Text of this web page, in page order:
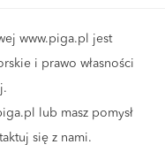
www.piga.pl jest
i prawo własności
lub masz pomysł
się z nami.